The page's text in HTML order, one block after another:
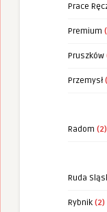
Prace
Premium
Pruszków
Przemysł
Radom (2)
Ruda
Rybnik (2)